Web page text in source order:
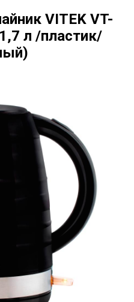
VITEK VT-
л /пластик/